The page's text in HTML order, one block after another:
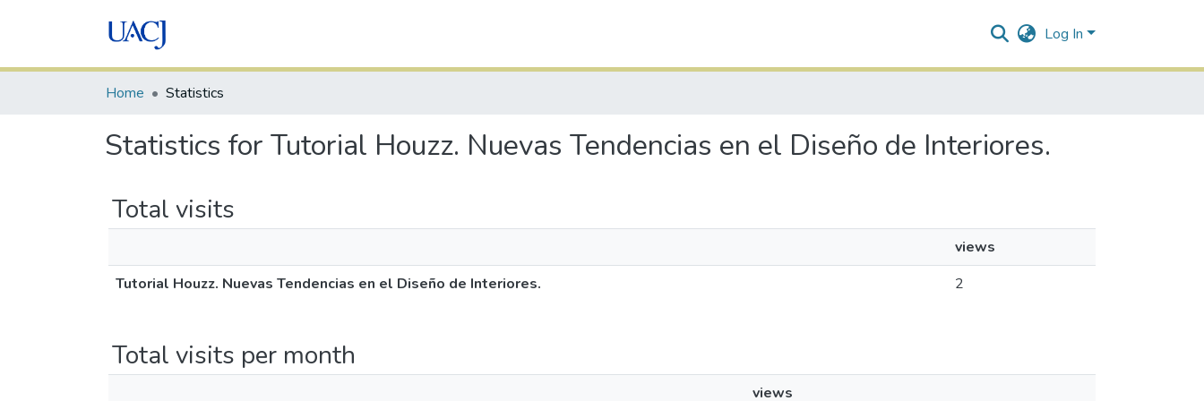
Log In
Home Statistics
Statistics for Tutorial Houzz. Nuevas Tendencias en el Diseño de Interiores.
Total visits
views
Tutorial Houzz. Nuevas Tendencias en el Diseño de Interiores.
2
Total visits per month
views